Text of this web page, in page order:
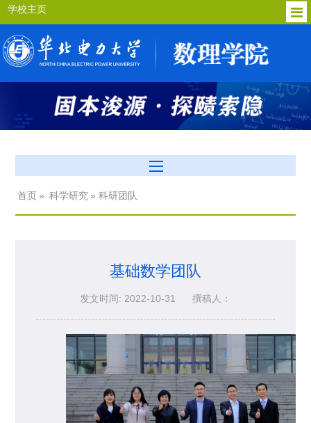
学校主页
首页 » 科学研究 » 科研团队
基础数学团队
发文时间: 2022-10-31 撰稿人：